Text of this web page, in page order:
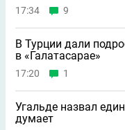
17:34 9
В Турции дали
в «Галатасарае»
17:20 1
Угальде назвал
думает